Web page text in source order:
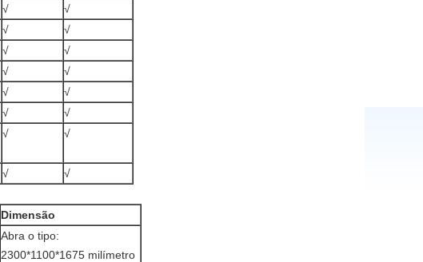
√
√
√
√
√
√
√
√
√
√
√
√
√ √
√ √
Dimensão
Abra o tipo:
2300*1100*1675 milímetro